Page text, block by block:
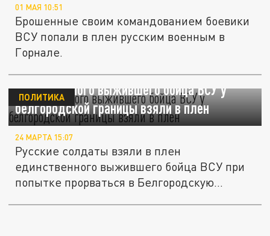
01 МАЯ 10:51
Брошенные своим командованием боевики
ВСУ попали в плен русским военным в
Горнале.
Единственного выжившего бойца ВСУ у
белгородской границы взяли в плен
ПОЛИТИКА
24 МАРТА 15:07
Русские солдаты взяли в плен
единственного выжившего бойца ВСУ при
попытке прорваться в Белгородскую